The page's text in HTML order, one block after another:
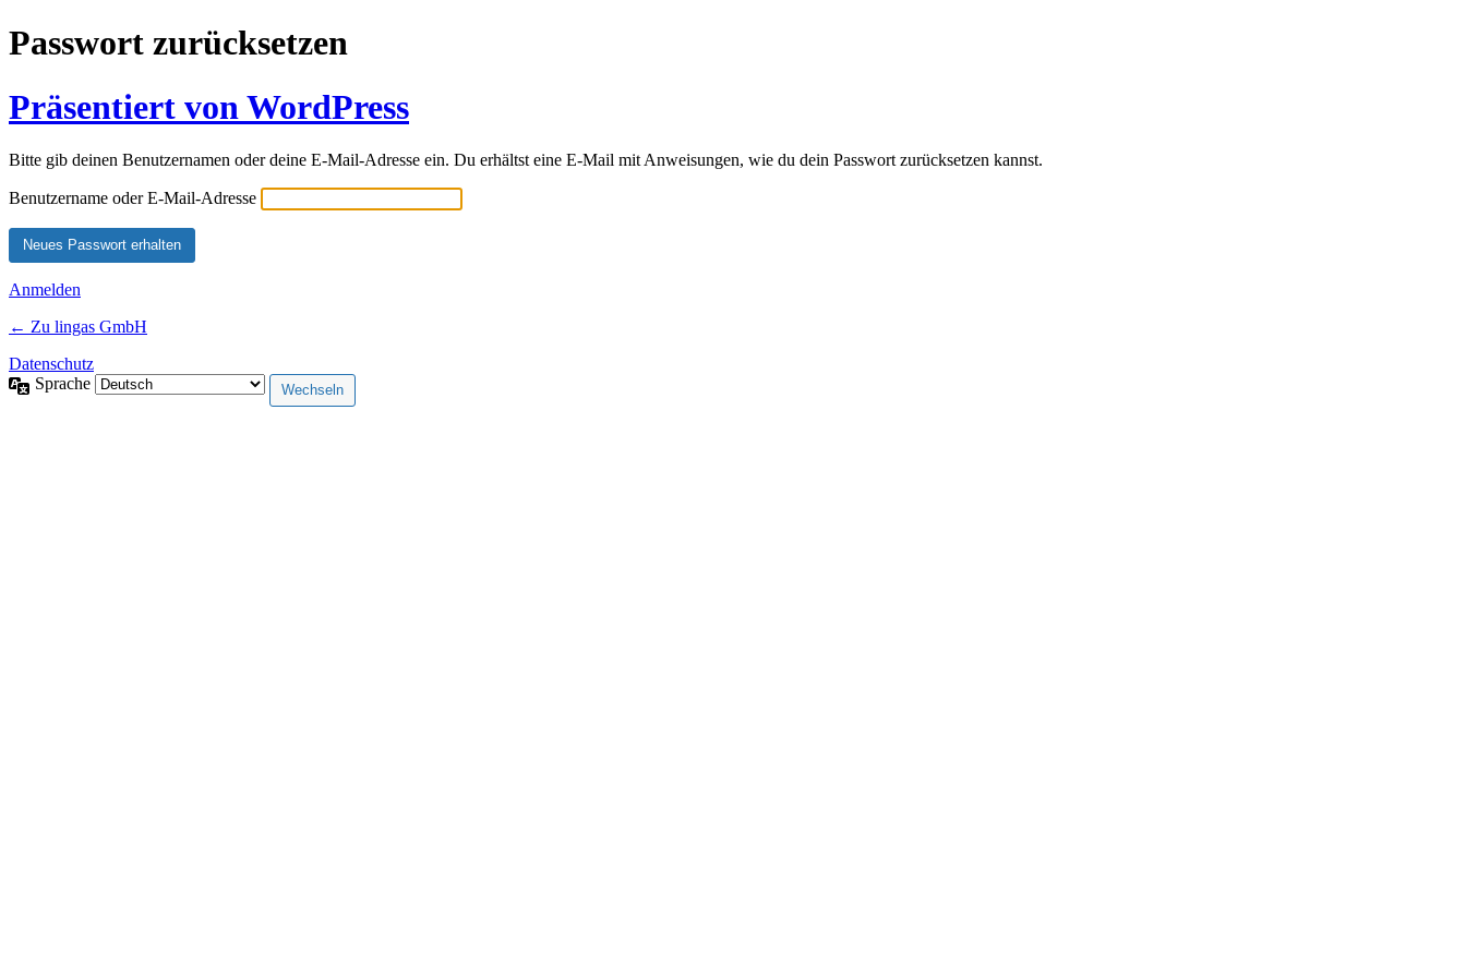
Passwort zurücksetzen
Präsentiert von WordPress
Bitte gib deinen Benutzernamen oder deine E-Mail-Adresse ein. Du erhältst eine E-Mail mit Anweisungen, wie du dein Passwort zurücksetzen kannst.
Benutzername oder E-Mail-Adresse
Anmelden
← Zu lingas GmbH
Datenschutz
Sprache